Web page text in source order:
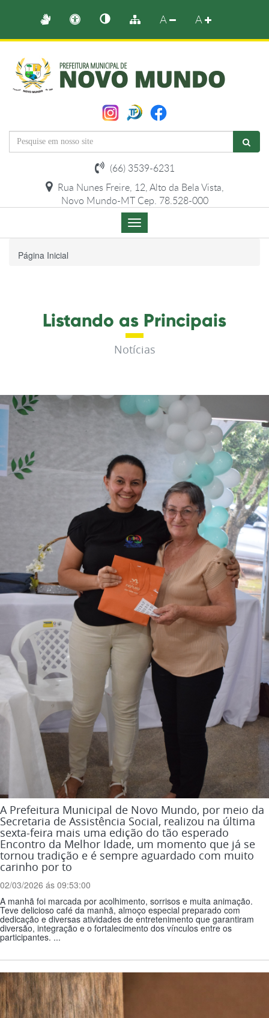
A A
(66) 3539-6231
Rua Nunes Freire, 12, Alto da Bela Vista,
Novo Mundo-MT Cep. 78.528-000
Menu
de
Página Inicial
Listando as Principais
Notícias
A Prefeitura Municipal de Novo Mundo, por meio da
Secretaria de Assistência Social, realizou na última
sexta-feira mais uma edição do tão esperado
Encontro da Melhor Idade, um momento que já se
tornou tradição e é sempre aguardado com muito
carinho por to
02/03/2026 ás 09:53:00
A manhã foi marcada por acolhimento, sorrisos e muita animação.
Teve delicioso café da manhã, almoço especial preparado com
dedicação e diversas atividades de entretenimento que garantiram
diversão, integração e o fortalecimento dos vínculos entre os
participantes. ...